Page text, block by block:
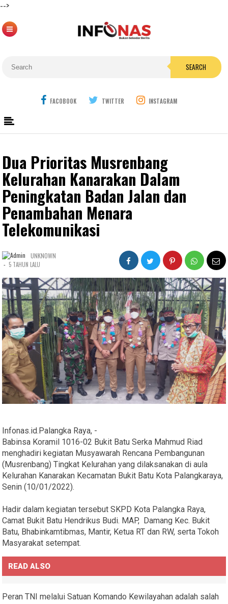
-->
SEARCH
FACOBOOK TWITTER INSTAGRAM
Dua Prioritas Musrenbang
Kelurahan Kanarakan Dalam
Peningkatan Badan Jalan dan
Penambahan Menara
Telekomunikasi
UNKNOWN
- 5 TAHUN LALU
Infonas.id.Palangka Raya, -
Babinsa Koramil 1016-02 Bukit Batu Serka Mahmud Riad
menghadiri kegiatan Musyawarah Rencana Pembangunan
(Musrenbang) Tingkat Kelurahan yang dilaksanakan di aula
Kelurahan Kanarakan Kecamatan Bukit Batu Kota Palangkaraya,
Senin (10/01/2022).
Hadir dalam kegiatan tersebut SKPD Kota Palangka Raya,
Camat Bukit Batu Hendrikus Budi. MAP, Damang Kec. Bukit
Batu, Bhabinkamtibmas, Mantir, Ketua RT dan RW, serta Tokoh
Masyarakat setempat.
READ ALSO
Peran TNI melalui Satuan Komando Kewilayahan adalah salah